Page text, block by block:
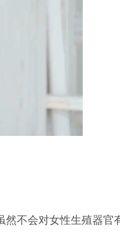
然不会对女性生殖器官